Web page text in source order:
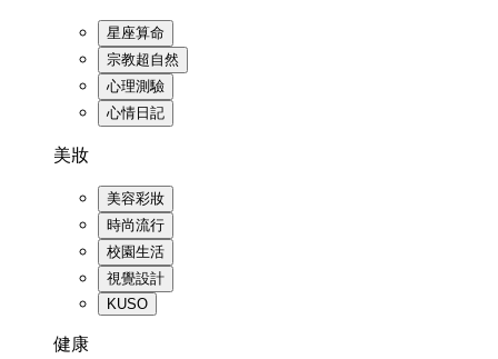
星座算命
宗教超自然
心理測驗
心情日記
美妝
美容彩妝
時尚流行
校園生活
視覺設計
KUSO
健康